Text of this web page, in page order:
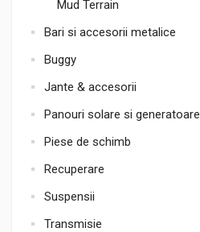
Mud Terrain
Bari si accesorii metalice
Buggy
Jante & accesorii
Panouri solare si generatoare
Piese de schimb
Recuperare
Suspensii
Transmisie